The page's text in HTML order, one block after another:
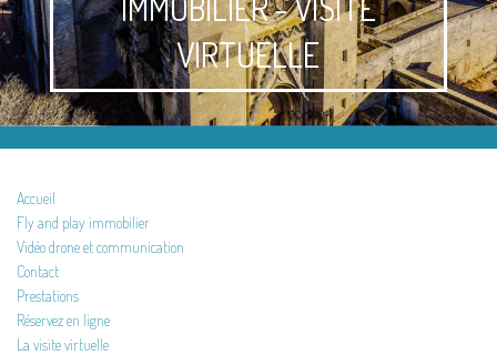
VIRTUELLE
Accueil
Fly and play immobilier
Vidéo drone et communication
Contact
Prestations
Réservez en ligne
La visite virtuelle